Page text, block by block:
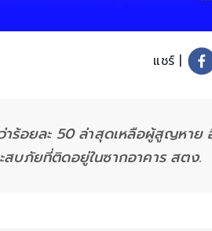
แชร์ |
าร้อยละ 50 ล่าสุดเหลือผู้สูญหาย
บภัยที่ติดอยู่ในซากอาคาร สตง.